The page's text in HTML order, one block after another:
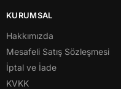
KURUMSAL
Hakkımızda
Mesafeli Satış Sözleşmesi
İptal ve İade
KVKK